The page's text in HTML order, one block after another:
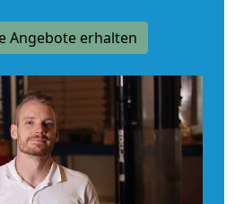
Angebote erhalten